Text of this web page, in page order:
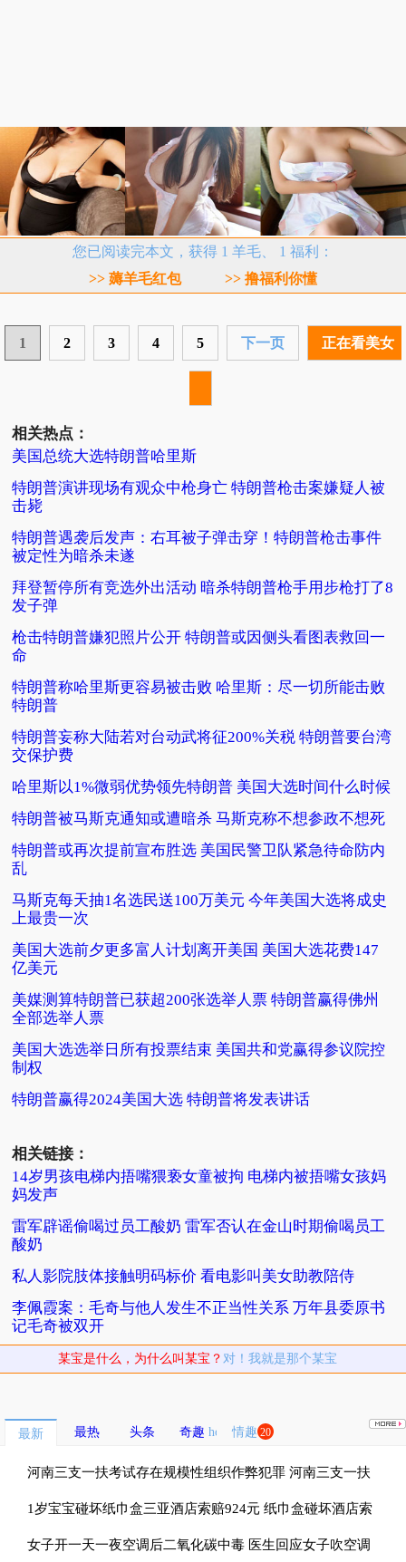
您已阅读完本文，获得 1 羊毛、 1 福利：
>> 薅羊毛红包
>> 撸福利你懂
1 2 3 4 5 下一页 正在看美女
相关热点：
美国总统大选特朗普哈里斯
特朗普演讲现场有观众中枪身亡 特朗普枪击案嫌疑人被
击毙
特朗普遇袭后发声：右耳被子弹击穿！特朗普枪击事件
被定性为暗杀未遂
拜登暂停所有竞选外出活动 暗杀特朗普枪手用步枪打了8
发子弹
枪击特朗普嫌犯照片公开 特朗普或因侧头看图表救回一
命
特朗普称哈里斯更容易被击败 哈里斯：尽一切所能击败
特朗普
特朗普妄称大陆若对台动武将征200%关税 特朗普要台湾
交保护费
哈里斯以1%微弱优势领先特朗普 美国大选时间什么时候
特朗普被马斯克通知或遭暗杀 马斯克称不想参政不想死
特朗普或再次提前宣布胜选 美国民警卫队紧急待命防内
乱
马斯克每天抽1名选民送100万美元 今年美国大选将成史
上最贵一次
美国大选前夕更多富人计划离开美国 美国大选花费147
亿美元
美媒测算特朗普已获超200张选举人票 特朗普赢得佛州
全部选举人票
美国大选选举日所有投票结束 美国共和党赢得参议院控
制权
特朗普赢得2024美国大选 特朗普将发表讲话
相关链接：
14岁男孩电梯内捂嘴猥亵女童被拘 电梯内被捂嘴女孩妈
妈发声
雷军辟谣偷喝过员工酸奶 雷军否认在金山时期偷喝员工
酸奶
私人影院肢体接触明码标价 看电影叫美女助教陪侍
李佩霞案：毛奇与他人发生不正当性关系 万年县委原书
记毛奇被双开
某宝是什么，为什么叫某宝？ 对！我就是那个某宝
最新 最热 头条 奇趣 情趣 20
河南三支一扶考试存在规模性组织作弊犯罪 河南三支一扶
考试按人头给分数
1岁宝宝碰坏纸巾盒三亚酒店索赔924元 纸巾盒碰坏酒店索
赔924
女子开一天一夜空调后二氧化碳中毒 医生回应女子吹空调